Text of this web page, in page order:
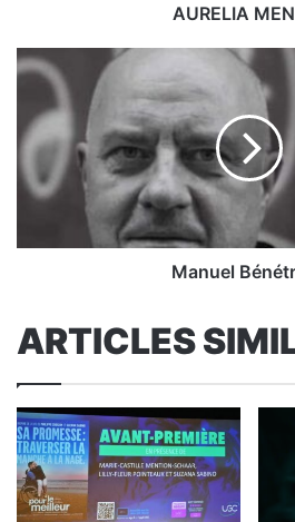
AURELIA
Manuel
Bénétreau
Manuel
ARTICLES